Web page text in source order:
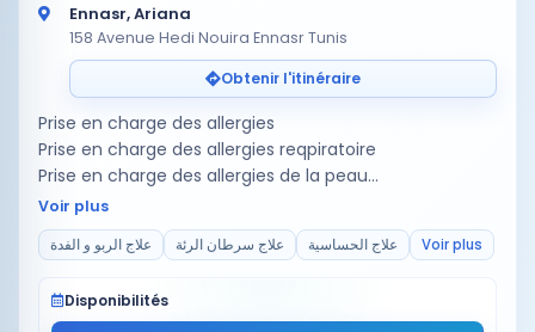
Ennasr, Ariana
158 Avenue Hedi Nouira Ennasr Tunis
Obtenir l'itinéraire
Prise en charge des allergies
Prise en charge des allergies reqpiratoire
Prise en charge des allergies de la peau
Prise en charge des allergies du nez
Prise en charge de la tuberculose
Prise en charge du cancer des poumo…
Voir plus
علاج الربو و الفدة علاج سرطان الرئة علاج الحساسية Voir plus
Disponibilités